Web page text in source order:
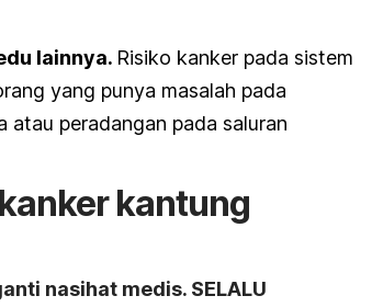
lainnya. Risiko kanker pada sistem
yang punya masalah pada
peradangan pada saluran
kantung
nasihat medis. SELALU